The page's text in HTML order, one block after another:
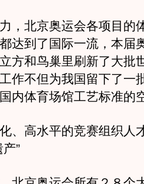
北京奥运会各项目的
达到了国际一流，本届
方和鸟巢里刷新了大批
作不但为我国留下了一
内体育场馆工艺标准的
高水平的竞赛组织人
”